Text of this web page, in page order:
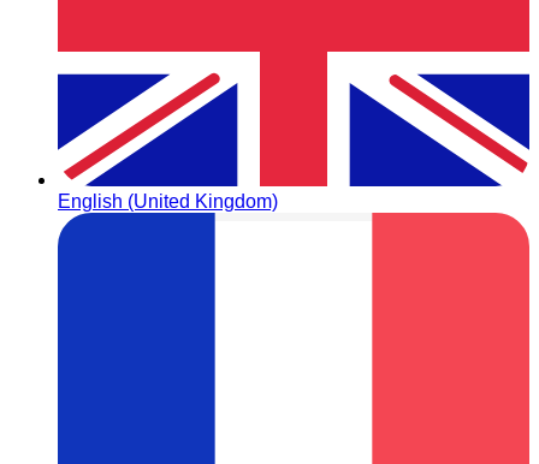
English (United Kingdom)